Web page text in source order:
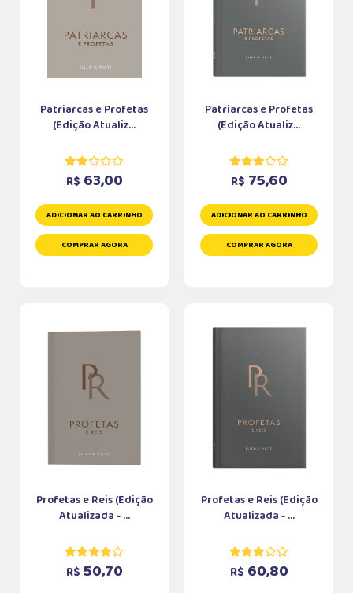
Patriarcas e Profetas
(Edição Atualiz...
R$ 63,00
ADICIONAR AO CARRINHO
COMPRAR AGORA
Patriarcas e Profetas
(Edição Atualiz...
R$ 75,60
ADICIONAR AO CARRINHO
COMPRAR AGORA
Profetas e Reis (Edição
Atualizada - ...
R$ 50,70
Profetas e Reis (Edição
Atualizada - ...
R$ 60,80